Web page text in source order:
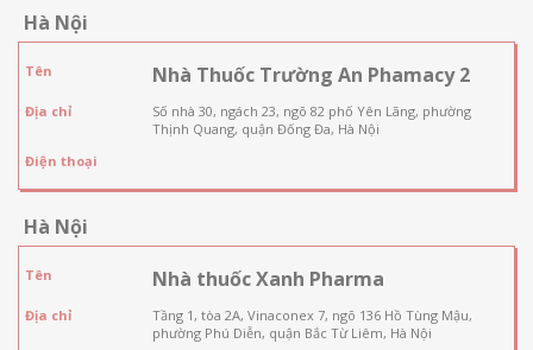
Hà Nội
Tên Nhà Thuốc Trường An Phamacy 2
Địa chỉ
Số nhà 30, ngách 23, ngõ 82 phố Yên Lãng, phường
Thịnh Quang, quận Đống Đa, Hà Nội
Điện thoại
Hà Nội
Tên Nhà thuốc Xanh Pharma
Địa chỉ
Tầng 1, tòa 2A, Vinaconex 7, ngõ 136 Hồ Tùng Mậu,
phường Phú Diễn, quận Bắc Từ Liêm, Hà Nội